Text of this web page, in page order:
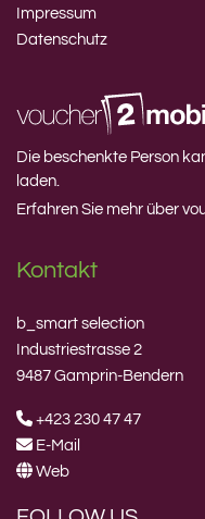
Impressum
Datenschutz
Die beschenkte Person
laden.
Erfahren Sie mehr über
Kontakt
b_smart selection
Industriestrasse 2
9487 Gamprin-Bendern
+423 230 47 47
E-Mail
Web